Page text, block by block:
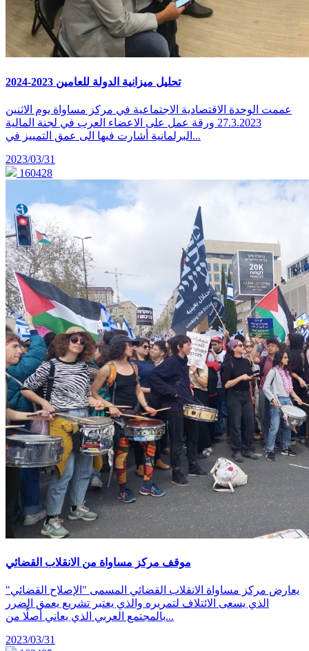
تحليل ميزانية الدولة للعامين 2023-2024
عممت الوحدة الاقتصادية الاجتماعية في مركز مساواة يوم الاثنين
27.3.2023 ورقة عمل على الاعضاء العرب في لجنة المالية
البرلمانية أشارت فيها الى عمق التمييز في...
2023/03/31
160428
موقف مركز مساواة من الانقلاب القضائي
يعارض مركز مساواة الانقلاب القضائي المسمى "الإصلاح القضائي"
الذي يسعى الائتلاف لتمريره والذي يعتبر تشريع يعمق الضرر
بالمجتمع العربي الذي يعاني أصلًا من...
2023/03/31